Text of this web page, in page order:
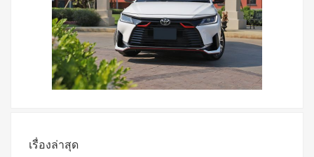
เรื่องล่าสุด